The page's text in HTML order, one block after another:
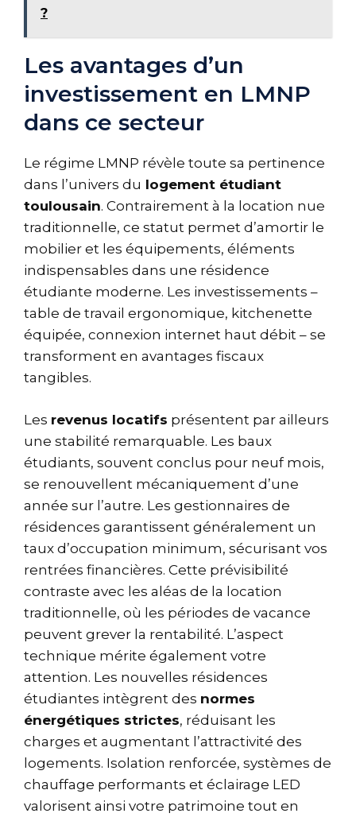
?
Les avantages d’un
investissement en LMNP
dans ce secteur
Le régime LMNP révèle toute sa pertinence
dans l’univers du logement étudiant
toulousain. Contrairement à la location nue
traditionnelle, ce statut permet d’amortir le
mobilier et les équipements, éléments
indispensables dans une résidence
étudiante moderne. Les investissements –
table de travail ergonomique, kitchenette
équipée, connexion internet haut débit – se
transforment en avantages fiscaux
tangibles.
Les revenus locatifs présentent par ailleurs
une stabilité remarquable. Les baux
étudiants, souvent conclus pour neuf mois,
se renouvellent mécaniquement d’une
année sur l’autre. Les gestionnaires de
résidences garantissent généralement un
taux d’occupation minimum, sécurisant vos
rentrées financières. Cette prévisibilité
contraste avec les aléas de la location
traditionnelle, où les périodes de vacance
peuvent grever la rentabilité. L’aspect
technique mérite également votre
attention. Les nouvelles résidences
étudiantes intègrent des normes
énergétiques strictes, réduisant les
charges et augmentant l’attractivité des
logements. Isolation renforcée, systèmes de
chauffage performants et éclairage LED
valorisent ainsi votre patrimoine tout en